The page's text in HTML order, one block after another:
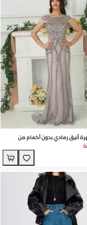
أنيق رمادي بدون أكمام من
الزفاف والفعاليات الرسمية -
للنساء العصريات